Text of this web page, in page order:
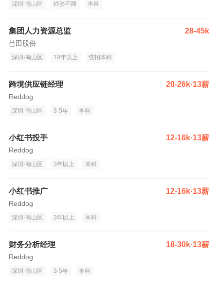
深圳-南山区 经验不限 本科
集团人力资源总监 28-45k
芭田股份
深圳-南山区 10年以上 统招本科
跨境供应链经理 20-26k·13薪
Reddog
深圳-南山区 3-5年 本科
小红书投手 12-16k·13薪
Reddog
深圳-南山区 3年以上 本科
小红书推广 12-16k·13薪
Reddog
深圳-南山区 3年以上 本科
财务分析经理 18-30k·13薪
Reddog
深圳-南山区 3-5年 本科